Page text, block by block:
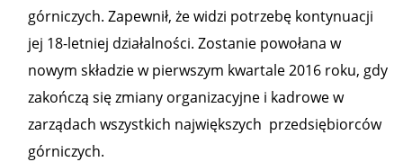
górniczych. Zapewnił, że widzi potrzebę kontynuacji
jej 18-letniej działalności. Zostanie powołana w
nowym składzie w pierwszym kwartale 2016 roku, gdy
zakończą się zmiany organizacyjne i kadrowe w
zarządach wszystkich największych przedsiębiorców
górniczych.